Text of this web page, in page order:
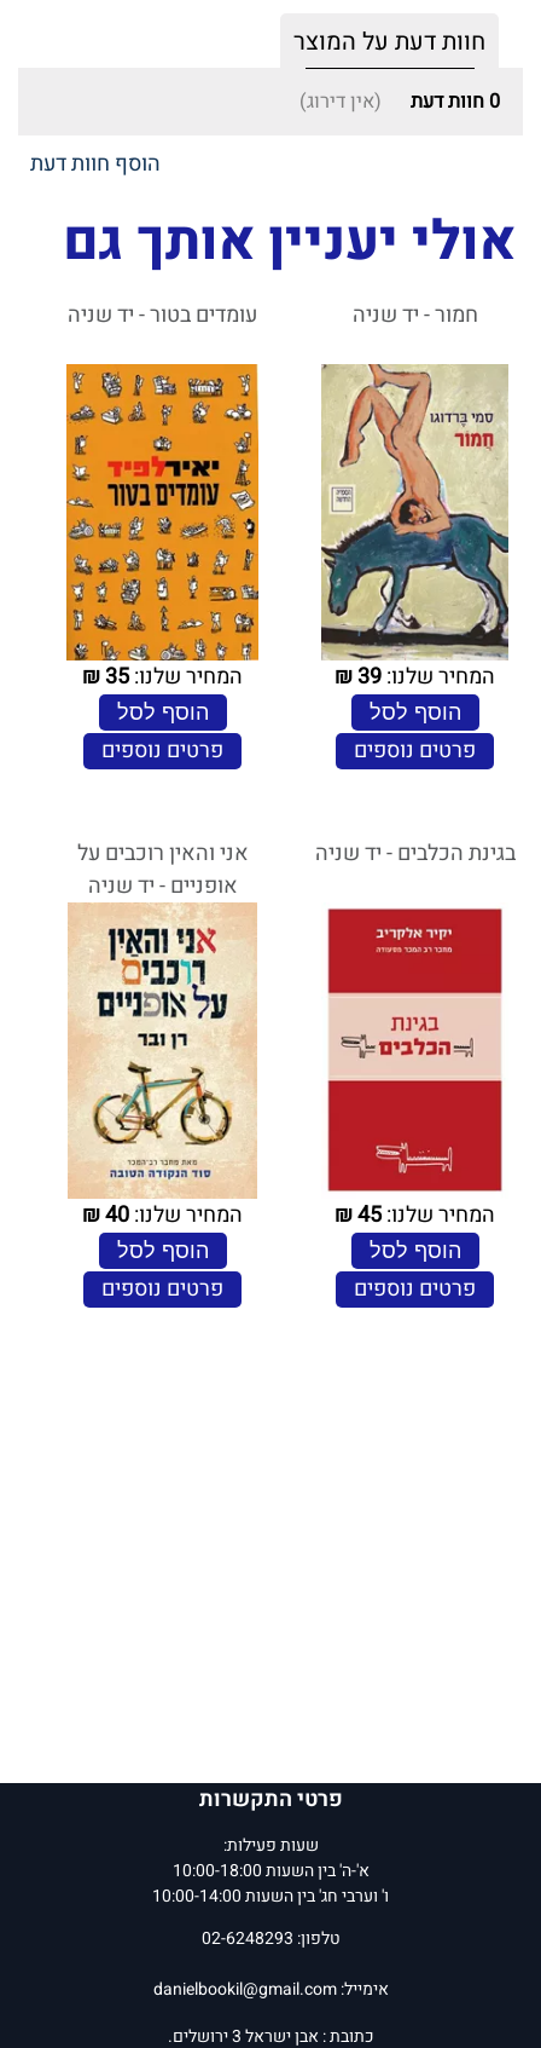
חוות דעת על המוצר
0 חוות דעת (אין דירוג)
הוסף חוות דעת
אולי יעניין אותך גם
חמור - יד שניה
המחיר שלנו:39
₪
הוסף לסל
פרטים נוספים
עומדים בטור - יד שניה
המחיר שלנו:35
₪
הוסף לסל
פרטים נוספים
בגינת הכלבים - יד שניה
המחיר שלנו:45
₪
הוסף לסל
פרטים נוספים
אני והאין רוכבים על
אופניים - יד שניה
המחיר שלנו:40
₪
הוסף לסל
פרטים נוספים
פרטי התקשרות
שעות פעילות:
א'-ה' בין השעות 10:00-18:00
ו' וערבי חג' בין השעות 10:00-14:00
טלפון: 02-6248293
אימייל:danielbookil@gmail.com
כתובת : אבן ישראל 3 ירושלים.